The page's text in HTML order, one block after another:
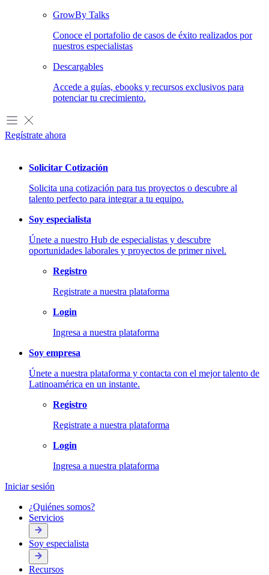
Desarrollo de Software
Creamos soluciones digitales personalizadas para tus
GrowBy Talks
Conoce el portafolio de casos de éxito realizados por
nuestros especialistas
Descargables
Accede a guías, ebooks y recursos exclusivos para
potenciar tu crecimiento.
Regístrate ahora
Solicitar Cotización
Solicita una cotización para tus proyectos o descubre al
talento perfecto para integrar a tu equipo.
Soy especialista
Únete a nuestro Hub de especialistas y descubre
oportunidades laborales y proyectos de primer nivel.
Registro
Registrate a nuestra plataforma
Login
Ingresa a nuestra plataforma
Soy empresa
Únete a nuestra plataforma y contacta con el mejor talento de
Latinoamérica en un instante.
Registro
Registrate a nuestra plataforma
Login
Ingresa a nuestra plataforma
Iniciar sesión
¿Quiénes somos?
Servicios
Soy especialista
Recursos